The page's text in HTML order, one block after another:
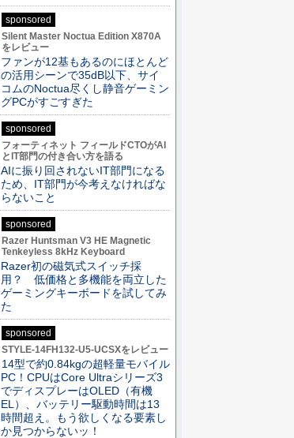
sponsored
Silent Master Noctua Edition X870A
をレビュー
ファンが12基もあるのにほとんど
の活用シーンで35dB以下、サイ
コムのNoctua尽くし静音ゲーミン
グPCがすごすぎた
sponsored
フォーティネット フィールドCTOがAI
とIT部門の付き合い方を語る
AIに振り回されないIT部門になる
ため、IT部門が今考えなければな
らないこと
sponsored
Razer Huntsman V3 HE Magnetic
Tenkeyless 8kHz Keyboard
Razer初の磁気式スイッチ採
用？ 低価格と多機能を両立した
ゲーミングキーボードを試してみ
た
sponsored
STYLE-14FH132-U5-UCSXをレビュー
14型で約0.84kgの超軽量モバイル
PC！CPUはCore Ultraシリーズ3
でディスプレーはOLED（有機
EL）、バッテリー駆動時間は13
時間超え。もう欲しくなる要素し
か見つからないッ！